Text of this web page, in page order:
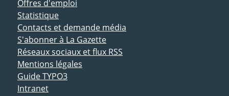
Offres d'emploi
Statistique
Contacts et demande média
S'abonner à La Gazette
Réseaux sociaux et flux RSS
Mentions légales
Guide TYPO3
Intranet